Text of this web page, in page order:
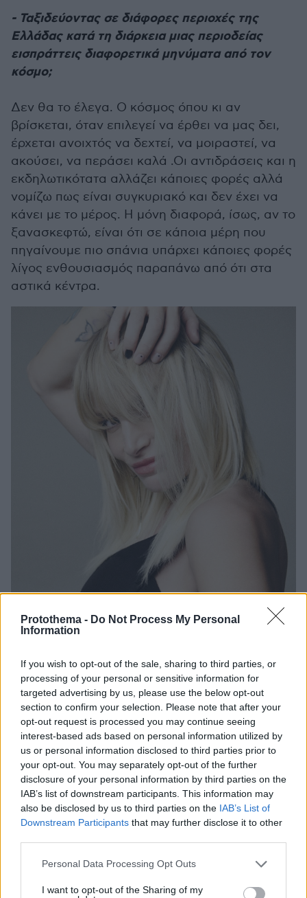
Protothema - Do Not Process My Personal
Information
If you wish to opt-out of the sale, sharing to third parties, or
processing of your personal or sensitive information for
targeted advertising by us, please use the below opt-out
section to confirm your selection. Please note that after your
opt-out request is processed you may continue seeing
interest-based ads based on personal information utilized by
us or personal information disclosed to third parties prior to
your opt-out. You may separately opt-out of the further
disclosure of your personal information by third parties on the
IAB’s list of downstream participants. This information may
also be disclosed by us to third parties on the IAB’s List of
Downstream Participants that may further disclose it to other
Please note that this website/app uses one or more Google
not limited to your visit or usage behaviour. You may click to
Personal Data Processing Opt Outs
I want to opt-out of the Sharing of my
- Ταξιδεύοντας σε διάφορες περιοχές της
Ελλάδας κατά τη διάρκεια μιας περιοδείας
εισπράττεις διαφορετικά μηνύματα από τον
κόσμο;
Δεν θα το έλεγα. Ο κόσμος όπου κι αν
βρίσκεται, όταν επιλεγεί να έρθει να μας δει,
έρχεται ανοιχτός να δεχτεί, να μοιραστεί, να
ακούσει, να περάσει καλά .Οι αντιδράσεις και η
εκδηλωτικότατα αλλάζει κάποιες φορές αλλά
νομίζω πως είναι συγκυριακό και δεν έχει να
κάνει με το μέρος. Η μόνη διαφορά, ίσως, αν το
ξανασκεφτώ, είναι ότι σε κάποια μέρη που
πηγαίνουμε πιο σπάνια υπάρχει κάποιες φορές
λίγος ενθουσιασμός παραπάνω από ότι στα
αστικά κέντρα.
- Δεδομένου ότι τα τελευταία χρόνια είσαι
δυναμικά ενεργή και παρούσα στα εγχώρια
καλλιτεχνικά δρώμενα τι πιστεύεις πως έχει
αλλάξει στο τοπίο της ψυχαγωγίας;
Ζούμε εποχές που όλα αλλάζουν συνεχώς Η
καθημερινότητα των ανθρώπων αλλάζει τόσο
ραγδαία, σε όλους τους τομείς, που θα ήταν
παράξενο να μην είχε αλλάξει τίποτα στον
τομέα της ψυχαγωγίας. Οι αλλαγές άλλες
γούστο μου και άλλες όχι. Αλλά αυτό δεν έχει